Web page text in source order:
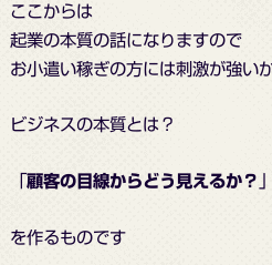
ここからは
起業の本質の話になりますので
お小遣い稼ぎの方には刺激が強い
ビジネスの本質とは？
顧客の目線からどう見えるか？
を作るものです